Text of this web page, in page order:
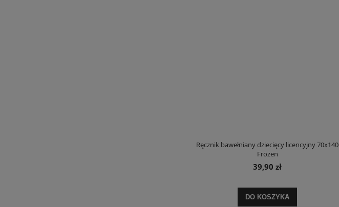
Ręcznik bawełniany dziecięcy licencyjny 70x140
Frozen
39,90 zł
DO KOSZYKA